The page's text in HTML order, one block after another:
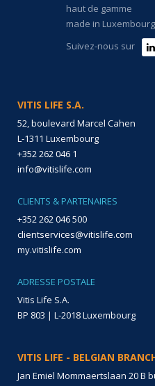
haut de gamme
made in Luxembourg
Suivez-nous sur
VITIS LIFE S.A.
52, boulevard Marcel Cahen
L-1311 Luxembourg
+352 262 046 1
info@vitislife.com
CLIENTS & PARTENAIRES
+352 262 046 500
clientservices@vitislife.com
my.vitislife.com
ADRESSE POSTALE
Vitis Life S.A.
BP 803 | L-2018 Luxembourg
VITIS LIFE - BELGIAN
Jan Emiel Mommaertslaan 20 B